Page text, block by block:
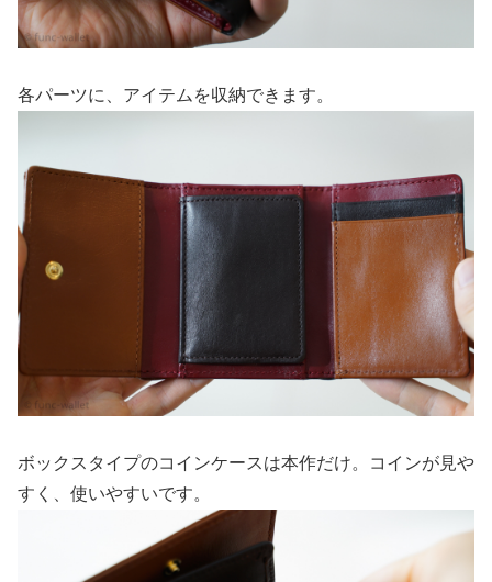
各パーツに、アイテムを収納できます。
ボックスタイプのコインケースは本作だけ。コインが見や
すく、使いやすいです。